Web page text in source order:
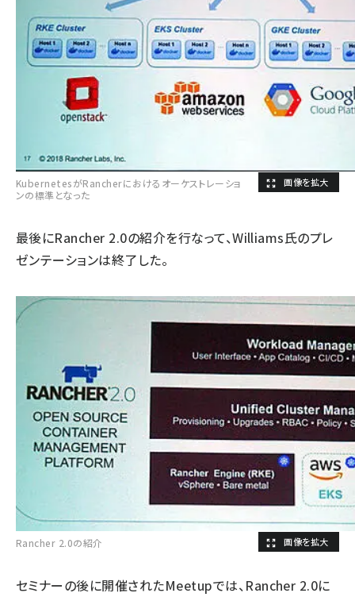
KubernetesがRancherにおけるオーケストレーショ
ンの標準となった
最後にRancher 2.0の紹介を行なって、Williams氏のプレ
ゼンテーションは終了した。
Rancher 2.0の紹介
セミナーの後に開催されたMeetupでは、Rancher 2.0に